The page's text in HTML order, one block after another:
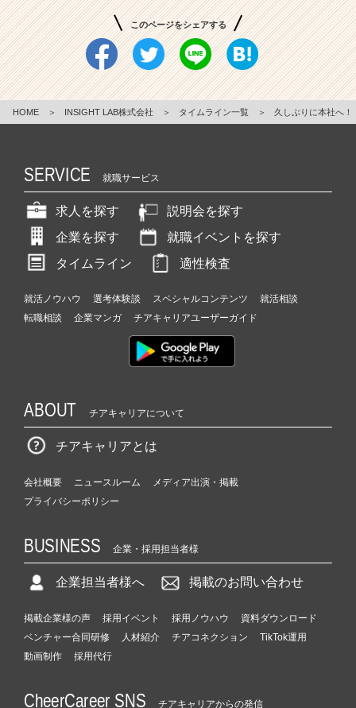
このページをシェアする
HOME ＞ INSIGHT LAB株式会社 ＞ タイムライン一覧 ＞ 久しぶりに本社へ！
SERVICE 就職サービス
求人を探す
説明会を探す
企業を探す
就職イベントを探す
タイムライン
適性検査
就活ノウハウ 選考体験談 スペシャルコンテンツ
就活相談
転職相談
企業マンガ チアキャリアユーザーガイド
ABOUT チアキャリアについて
チアキャリアとは
会社概要 ニュースルーム
メディア出演・掲載
プライバシーポリシー
BUSINESS 企業・採用担当者様
企業担当者様へ 掲載のお問い合わせ
掲載企業様の声 採用イベント 採用ノウハウ
資料ダウンロード
ベンチャー合同研修
人材紹介 チアコネクション
TikTok運用
動画制作
採用代行
CheerCareer SNS チアキャリアからの発信